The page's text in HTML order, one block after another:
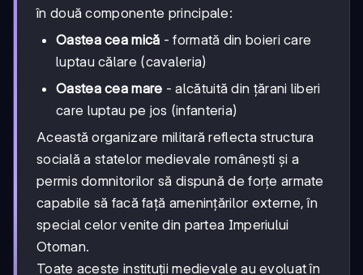
în două componente principale:
Oastea cea mică - formată din boieri care
luptau călare (cavaleria)
Oastea cea mare - alcătuită din țărani liberi
care luptau pe jos (infanteria)
Această organizare militară reflecta structura
socială a statelor medievale românești și a
permis domnitorilor să dispună de forțe armate
capabile să facă față amenințărilor externe, în
special celor venite din partea Imperiului
Otoman.
Toate aceste instituții medievale au evoluat în